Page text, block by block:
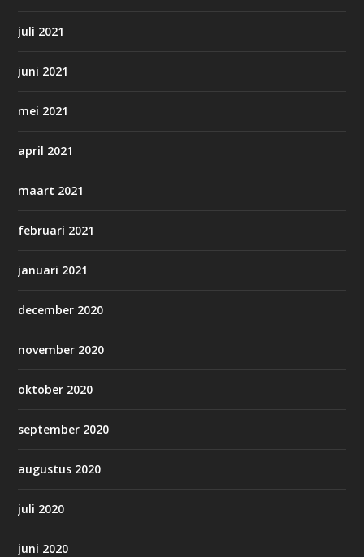
juli 2021
juni 2021
mei 2021
april 2021
maart 2021
februari 2021
januari 2021
december 2020
november 2020
oktober 2020
september 2020
augustus 2020
juli 2020
juni 2020